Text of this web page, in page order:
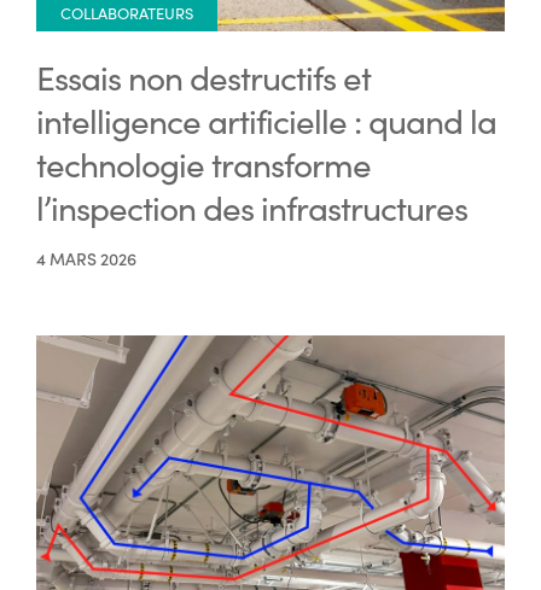
COLLABORATEURS
Essais non destructifs et
intelligence artificielle : quand la
technologie transforme
l’inspection des infrastructures
4 MARS 2026